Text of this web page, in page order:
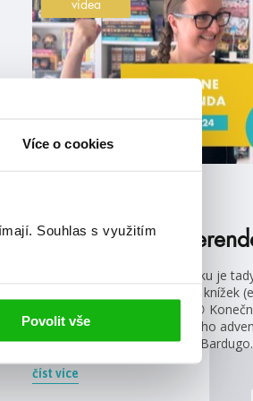
Více o cookies
Souhlas s využitím
Povolit vše
videa
Říjnová online
Nejočekávanější merenda roku je
tradičně v říjnu vychází nejvíc knížek
jsou mezi nimi samé pecky 😍
nového HumbookTipu, knižního
nebo třeba nové knihy Leigh Bardugo.
číst více